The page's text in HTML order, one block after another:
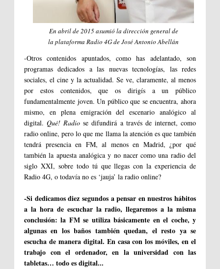
En abril de 2015 asumió la dirección general de
la plataforma Radio 4G de José Antonio Abellán
-Otros contenidos apuntados, como has adelantado, son
programas dedicados a las nuevas tecnologías, las redes
sociales, el cine y la actualidad. Se ve, claramente, al menos
por estos contenidos, que os dirigís a un público
fundamentalmente joven. Un público que se encuentra, ahora
mismo, en plena emigración del escenario analógico al
digital.Qué! Radio se difundirá a través de internet, como
radio online, pero lo que me llama la atención es que también
tendrá presencia en FM, al menos en Madrid, ¿por qué
también la apuesta analógica y no nacer como una radio del
siglo XXI, sobre todo tú que llegas con la experiencia de
Radio 4G, o todavía no es ‘jauja’ la radio online?
-Si dedicamos diez segundos a pensar en nuestros hábitos
a la hora de escuchar la radio, llegaremos a la misma
conclusión: la FM se utiliza básicamente en el coche, y
algunas en los baños también quedan, el resto ya se
escucha de manera digital. En casa con los móviles, en el
trabajo con el ordenador, en la universidad con las
tabletas… todo es digital...